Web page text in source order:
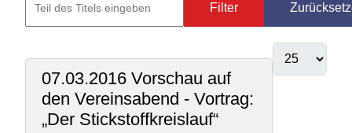
Filter
07.03.2016 Vorschau auf
den Vereinsabend - Vortrag:
„Der Stickstoffkreislauf“